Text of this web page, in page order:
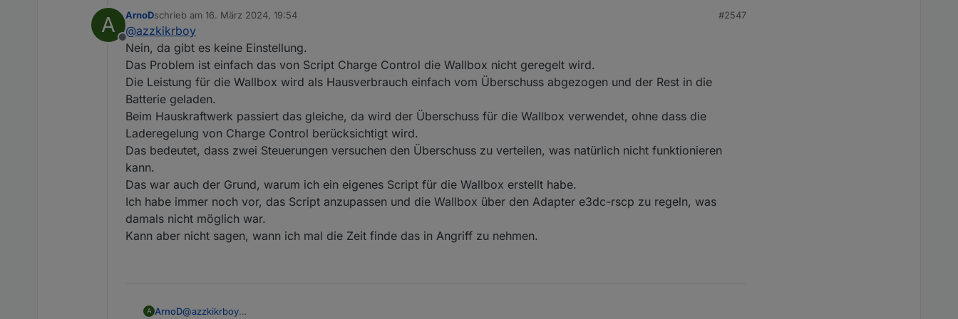
Ich habe allerdings noch eine Frage zum Verhalten von CC mit WallBox (MultiConnect II).
gefunden.
Folgendes Verhalten habe ich festgestellt, was allerdings sub-optimal ist
(PS: ich nutze nicht das WB script und die WB ist am E3DC angemeldet). Sonnenmodus EIN.
Bei aktiven Script und ChargeControl AN:
a) Batterie priorisiert aktiv: bei Überschuss wird die Batterie geregelt vom Script geladen. Die WB aber nur mit MINIMAL
Leistung bedient. Der Rest vom Dach (Überschuss) wird eingespeist.
b) WB priorisiert aktiv: bei Überschuss wird die Batterie geregelt vom Script geladen. Die WB lädt mit MAXIMAL Leistung
und bezieht den Rest aus dem Netz.
Wenn aber ChargeControl AUS ist, (Batterie priorisiert AN) lädt die WB im Sonnenmodus mit der variablen Leistung (also
wie gewünscht nur Überschußladen).
Genau dieses Verhalten würde ich auch bei aktivem Script und CC AN erwarten wenn Überschuss vorhanden ist und ich
Einspeisen vermeiden möchte/kann
Gibt es da irgendwelche Parameter die ich übersehen habe?
Vielen Dank im Voraus.
A
Offline
ArnoDschrieb am 16. März 2024, 19:54
zuletzt editiert von
#2547
@azzkikrboy
Nein, da gibt es keine Einstellung.
Das Problem ist einfach das von Script Charge Control die Wallbox nicht geregelt wird.
Die Leistung für die Wallbox wird als Hausverbrauch einfach vom Überschuss abgezogen und der Rest in die
Batterie geladen.
Beim Hauskraftwerk passiert das gleiche, da wird der Überschuss für die Wallbox verwendet, ohne dass die
Laderegelung von Charge Control berücksichtigt wird.
Das bedeutet, dass zwei Steuerungen versuchen den Überschuss zu verteilen, was natürlich nicht funktionieren
kann.
Das war auch der Grund, warum ich ein eigenes Script für die Wallbox erstellt habe.
Ich habe immer noch vor, das Script anzupassen und die Wallbox über den Adapter e3dc-rscp zu regeln, was
damals nicht möglich war.
Kann aber nicht sagen, wann ich mal die Zeit finde das in Angriff zu nehmen.
A ArnoD@azzkikrboy